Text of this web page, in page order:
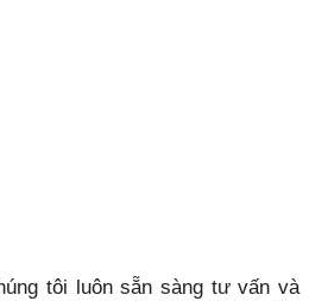
tôi luôn sẵn sàng tư vấn và